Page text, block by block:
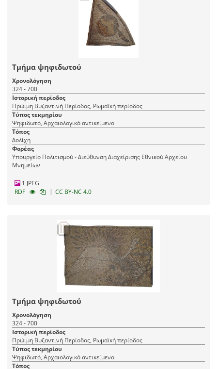
Τμήμα ψηφιδωτού
Χρονολόγηση
324 - 700
Ιστορική περίοδος
Πρώιμη Βυζαντινή Περίοδος, Ρωμαϊκή περίοδος
Τύπος τεκμηρίου
Ψηφιδωτό, Αρχαιολογικό αντικείμενο
Τόπος
Δολίχη
Φορέας
Υπουργείο Πολιτισμού - Διεύθυνση Διαχείρισης Εθνικού Αρχείου
Μνημείων
1 JPEG
RDF
| CC BY-NC 4.0
Τμήμα ψηφιδωτού
Χρονολόγηση
324 - 700
Ιστορική περίοδος
Πρώιμη Βυζαντινή Περίοδος, Ρωμαϊκή περίοδος
Τύπος τεκμηρίου
Ψηφιδωτό, Αρχαιολογικό αντικείμενο
Τόπος